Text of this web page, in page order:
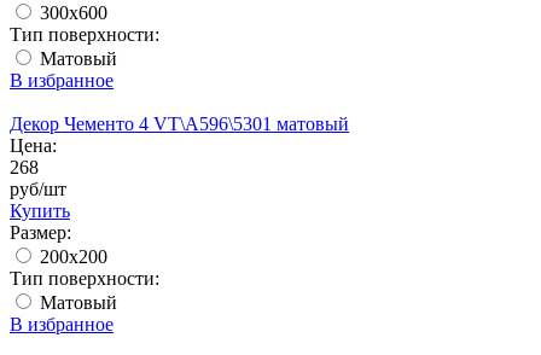
300x600
Тип поверхности:
Матовый
В избранное
Декор Чементо 4 VT\A596\5301 матовый
Цена:
268
руб/шт
Купить
Размер:
200x200
Тип поверхности:
Матовый
В избранное